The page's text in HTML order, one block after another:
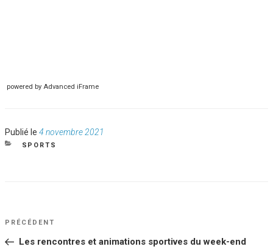
powered by Advanced iFrame
Publié le Publié
le
4 novembre 2021
CATÉGORIES
SPORTS
NAVIGATION
DE
Article
PRÉCÉDENT
Les rencontres et animations sportives du week-end